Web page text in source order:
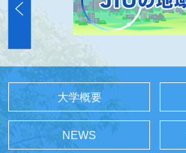
大学概要
NEWS